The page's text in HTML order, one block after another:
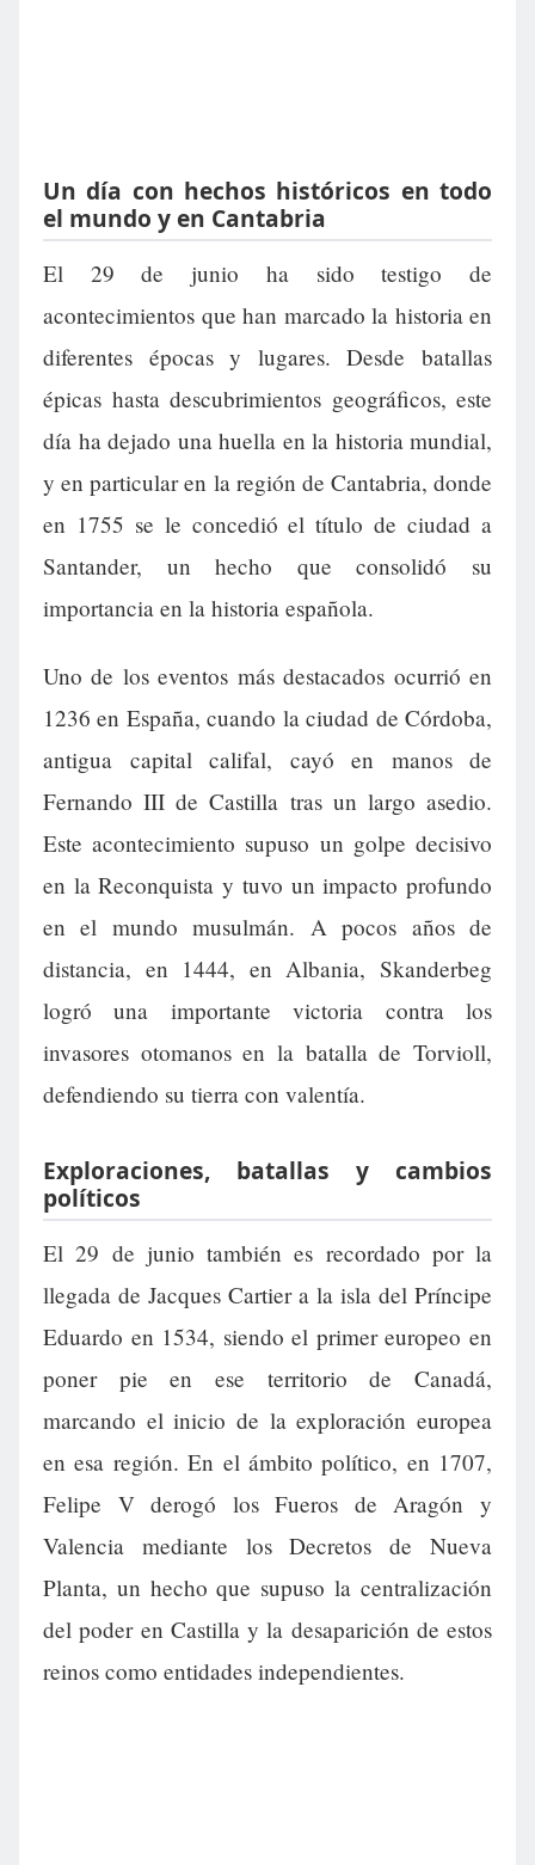
Un día con hechos históricos en todo
el mundo y en Cantabria
El 29 de junio ha sido testigo de
acontecimientos que han marcado la historia en
diferentes épocas y lugares. Desde batallas
épicas hasta descubrimientos geográficos, este
día ha dejado una huella en la historia mundial,
y en particular en la región de Cantabria, donde
en 1755 se le concedió el título de ciudad a
Santander, un hecho que consolidó su
importancia en la historia española.
Uno de los eventos más destacados ocurrió en
1236 en España, cuando la ciudad de Córdoba,
antigua capital califal, cayó en manos de
Fernando III de Castilla tras un largo asedio.
Este acontecimiento supuso un golpe decisivo
en la Reconquista y tuvo un impacto profundo
en el mundo musulmán. A pocos años de
distancia, en 1444, en Albania, Skanderbeg
logró una importante victoria contra los
invasores otomanos en la batalla de Torvioll,
defendiendo su tierra con valentía.
Exploraciones, batallas y cambios
políticos
El 29 de junio también es recordado por la
llegada de Jacques Cartier a la isla del Príncipe
Eduardo en 1534, siendo el primer europeo en
poner pie en ese territorio de Canadá,
marcando el inicio de la exploración europea
en esa región. En el ámbito político, en 1707,
Felipe V derogó los Fueros de Aragón y
Valencia mediante los Decretos de Nueva
Planta, un hecho que supuso la centralización
del poder en Castilla y la desaparición de estos
reinos como entidades independientes.